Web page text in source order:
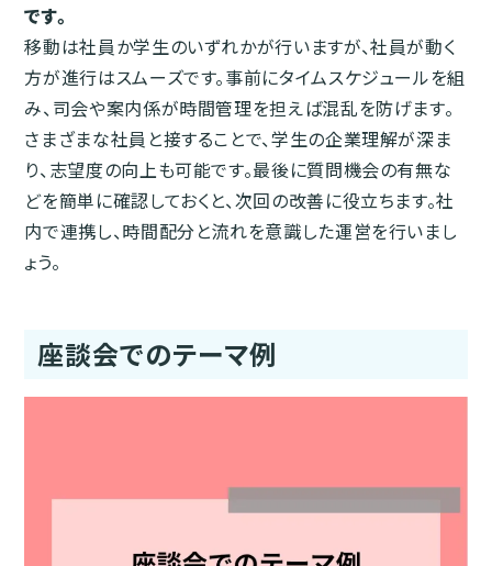
です。
移動は社員か学生のいずれかが行いますが、社員が動く
方が進行はスムーズです。事前にタイムスケジュールを組
み、司会や案内係が時間管理を担えば混乱を防げます。
さまざまな社員と接することで、学生の企業理解が深ま
り、志望度の向上も可能です。最後に質問機会の有無な
どを簡単に確認しておくと、次回の改善に役立ちます。社
内で連携し、時間配分と流れを意識した運営を行いまし
ょう。
座談会でのテーマ例